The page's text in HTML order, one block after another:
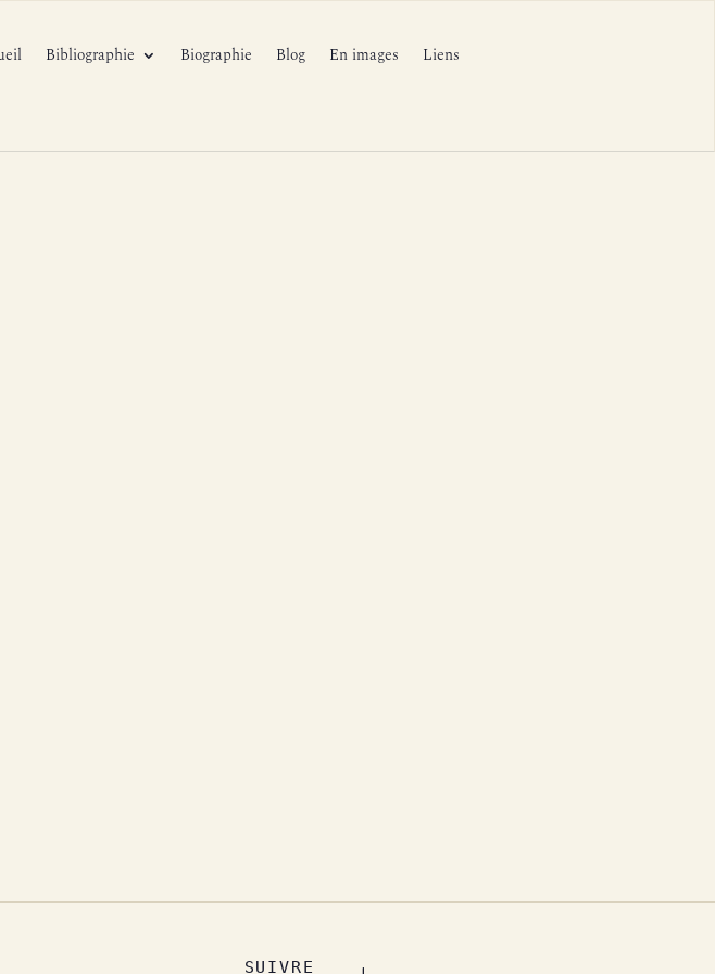
Bibliographie Biographie Blog En images Liens
SUIVRE